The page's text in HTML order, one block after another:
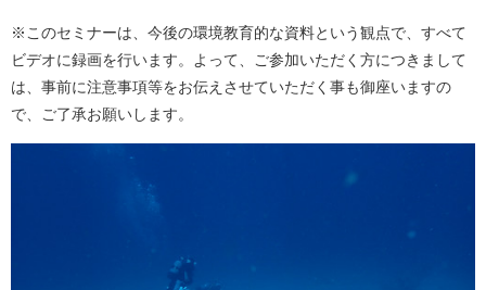
※このセミナーは、今後の環境教育的な資料という観点で、すべて
ビデオに録画を行います。よって、ご参加いただく方につきまして
は、事前に注意事項等をお伝えさせていただく事も御座いますの
で、ご了承お願いします。